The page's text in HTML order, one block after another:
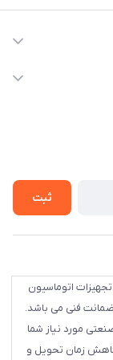
ثبت
اتوماسیون
ضمانت فنی می باشد.
مورد نیاز شما
زمان تحویل و